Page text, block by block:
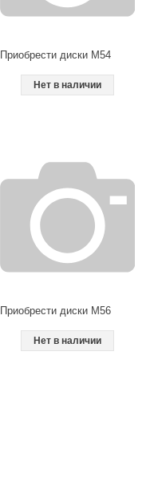
Приобрести диски M54
Нет в наличии
Приобрести диски M56
Нет в наличии